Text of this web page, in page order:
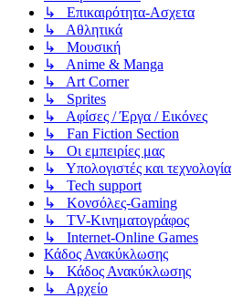
↳ Επικαιρότητα-Ασχετα
↳ Αθλητικά
↳ Μουσική
↳ Anime & Manga
↳ Art Corner
↳ Sprites
↳ Αφίσες / Έργα / Εικόνες
↳ Fan Fiction Section
↳ Οι εμπειρίες μας
↳ Υπολογιστές και τεχνολογία
↳ Tech support
↳ Kονσόλες-Gaming
↳ TV-Κινηματογράφος
↳ Internet-Online Games
Κάδος Ανακύκλωσης
↳ Κάδος Ανακύκλωσης
↳ Αρχείο